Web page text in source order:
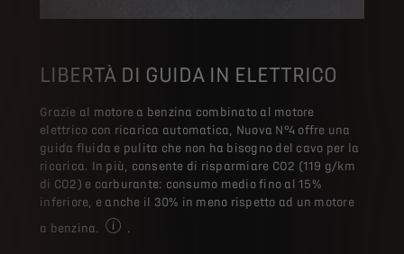
LIBERTÀ DI GUIDA IN ELETTRICO
Grazie al motore a benzina combinato al motore
elettrico con ricarica automatica, Nuova N°4 offre una
guida fluida e pulita che non ha bisogno del cavo per la
ricarica. In più, consente di risparmiare CO2 (119 g/km
di CO2) e carburante: consumo medio fino al 15%
inferiore, e anche il 30% in meno rispetto ad un motore
a benzina.
.